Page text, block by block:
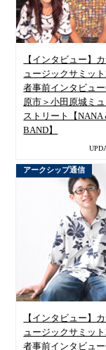
【インタビュー】
ュージックサミッ
者事前インタビュー
原市＞小田原城ミ
ストリート【NANA
BAND】
アークシップ通信
【インタビュー】
ュージックサミッ
者事前インタビュー